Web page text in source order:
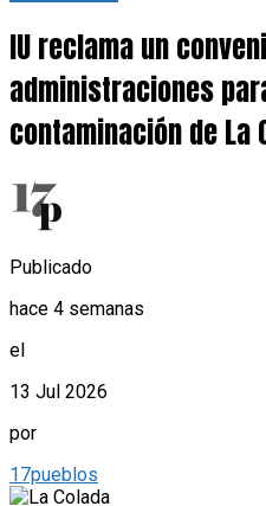
IU reclama un
administraciones
contaminación de La
Publicado
hace 4 semanas
el
13 Jul 2026
por
17pueblos